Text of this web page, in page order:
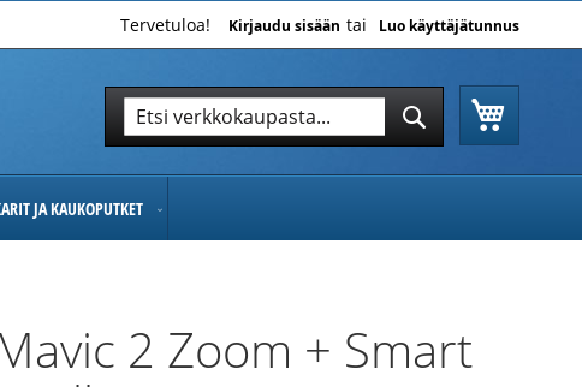
Tervetuloa! Kirjaudu sisään Luo käyttäjätunnus
Hae
JA KAUKOPUTKET
2 Zoom + Smart